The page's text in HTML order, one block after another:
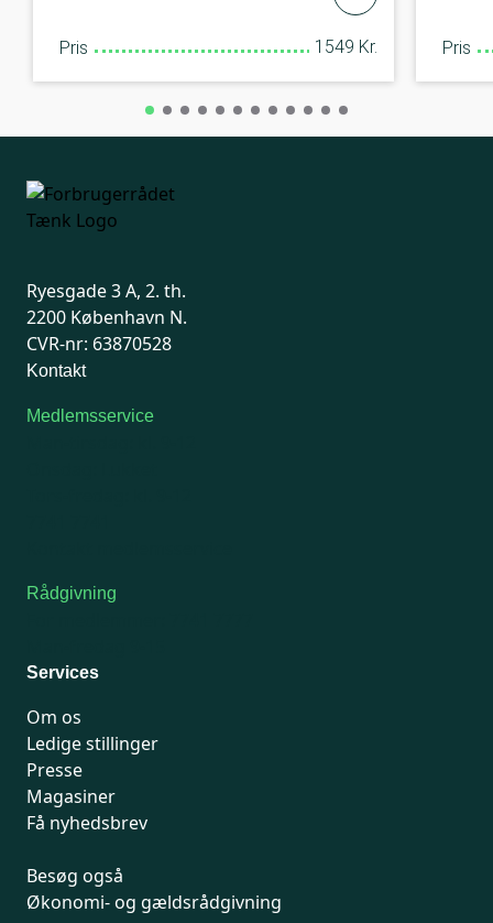
Pris 1549 Kr. Pris
Ryesgade 3 A, 2. th.
2200 København N.
CVR-nr: 63870528
Kontakt
Medlemsservice
Rådgivning
Services
Om os
Ledige stillinger
Presse
Magasiner
Få nyhedsbrev
Besøg også
Økonomi- og gældsrådgivning